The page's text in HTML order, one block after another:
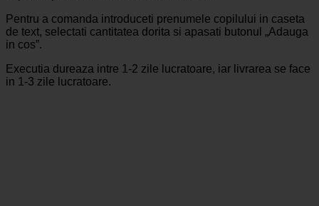
Pentru a comanda introduceti prenumele copilului in caseta
de text, selectati cantitatea dorita si apasati butonul „Adauga
in cos”.
Executia dureaza intre 1-2 zile lucratoare, iar livrarea se face
in 1-3 zile lucratoare.